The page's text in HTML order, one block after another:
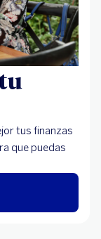
tus finanzas
que puedas